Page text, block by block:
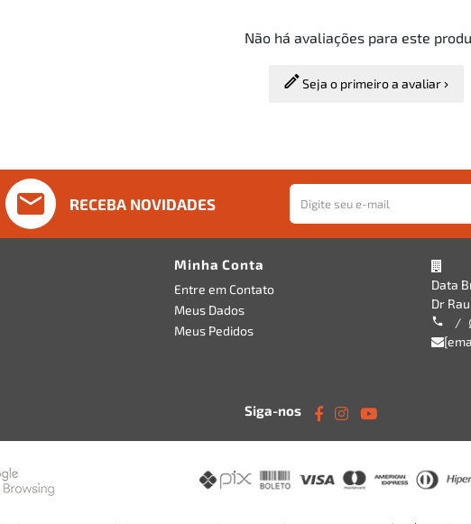
Não há avaliações para este
Seja o primeiro a avaliar
RECEBA NOVIDADES
Minha Conta
Entre em Contato
Meus Dados
Meus Pedidos
Data
Dr
/
Siga-nos